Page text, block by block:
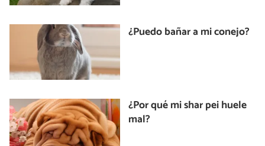
¿Puedo bañar a mi conejo?
¿Por qué mi shar pei huele
mal?